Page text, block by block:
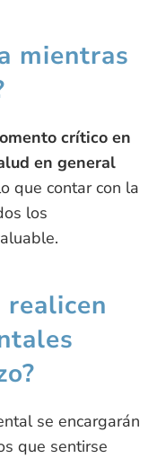
mientras
crítico en
en general
que contar con la
los
realicen
se encargarán
que sentirse